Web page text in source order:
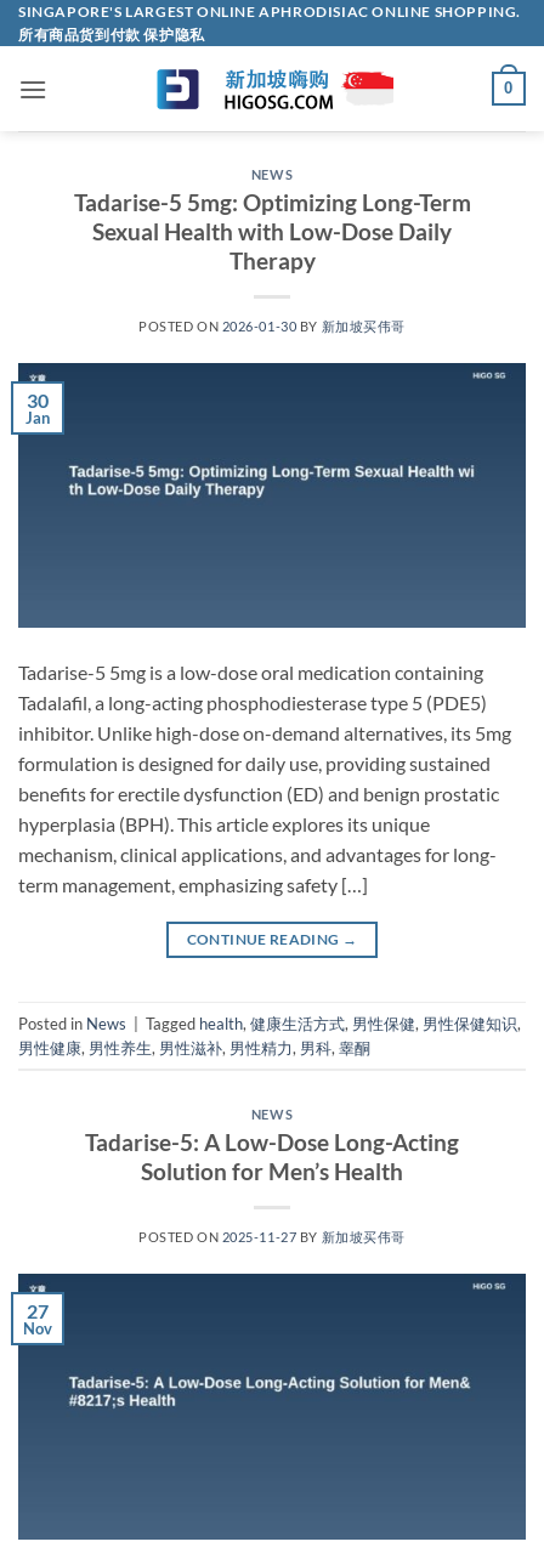
Skip
to
SINGAPORE'S LARGEST ONLINE APHRODISIAC ONLINE SHOPPING.
所有商品货到付款 保护隐私
0
NEWS
Tadarise-5 5mg: Optimizing Long-Term
Sexual Health with Low-Dose Daily
Therapy​
POSTED ON 2026-01-30 BY 新加坡买伟哥
30
Jan
Tadarise-5 5mg is a low-dose oral medication containing
Tadalafil, a long-acting phosphodiesterase type 5 (PDE5)
inhibitor. Unlike high-dose on-demand alternatives, its 5mg
formulation is designed for daily use, providing sustained
benefits for erectile dysfunction (ED) and benign prostatic
hyperplasia (BPH). This article explores its unique
mechanism, clinical applications, and advantages for long-
term management, emphasizing safety […]
CONTINUE READING →
Posted in News Tagged health, 健康生活方式, 男性保健, 男性保健知识,
男性健康, 男性养生, 男性滋补, 男性精力, 男科, 睾酮
NEWS
Tadarise-5: A Low-Dose Long-Acting
Solution for Men’s Health
POSTED ON 2025-11-27 BY 新加坡买伟哥
27
Nov